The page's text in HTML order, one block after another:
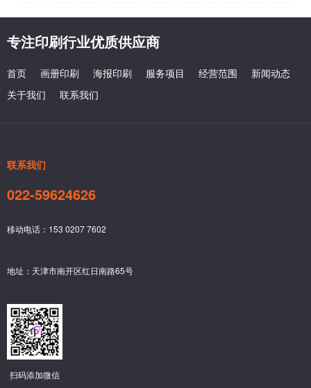
专注印刷行业优质供应商
首页 画册印刷 海报印刷 服务项目 经营范围
新闻动态
关于我们
联系我们
联系我们
022-59624626
移动电话：153 0207 7602
地址：天津市南开区红日南路65号
扫码添加微信